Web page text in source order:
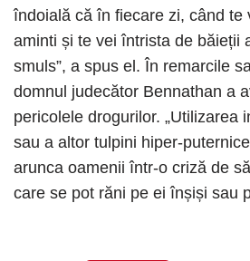
îndoială că în fiecare zi, când te
aminti și te vei întrista de băieții
smuls”, a spus el. În remarcile
domnul judecător Bennathan a
pericolele drogurilor. „Utilizarea
sau a altor tulpini hiper-
arunca oamenii într-o criză de
care se pot răni pe ei înșiși sau